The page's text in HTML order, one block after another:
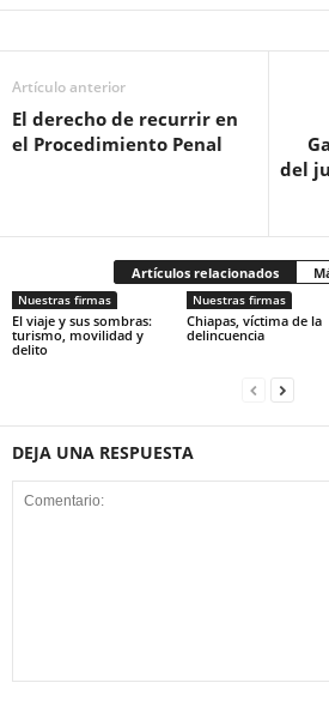
Artículo anterior
El derecho de recurrir en
el Procedimiento Penal
del
Artículos relacionados
Nuestras firmas
El viaje y sus sombras:
turismo, movilidad y
delito
Nuestras firmas
Chiapas, víctima de la
delincuencia
DEJA UNA RESPUESTA